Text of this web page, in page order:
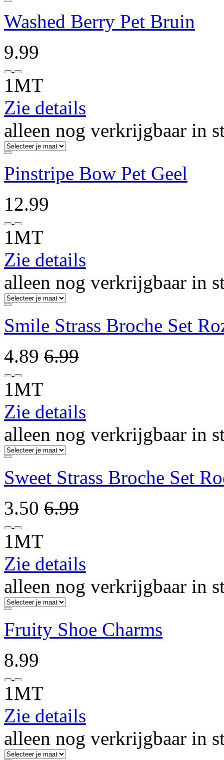
Washed Berry Pet Bruin
9.99
1MT
Zie details
alleen nog verkrijgbaar in
Pinstripe Bow Pet Geel
12.99
1MT
Zie details
alleen nog verkrijgbaar in
Smile Strass Broche Set
4.89 6.99
1MT
Zie details
alleen nog verkrijgbaar in
Sweet Strass Broche Set
3.50 6.99
1MT
Zie details
alleen nog verkrijgbaar in
Fruity Shoe Charms
8.99
1MT
Zie details
alleen nog verkrijgbaar in